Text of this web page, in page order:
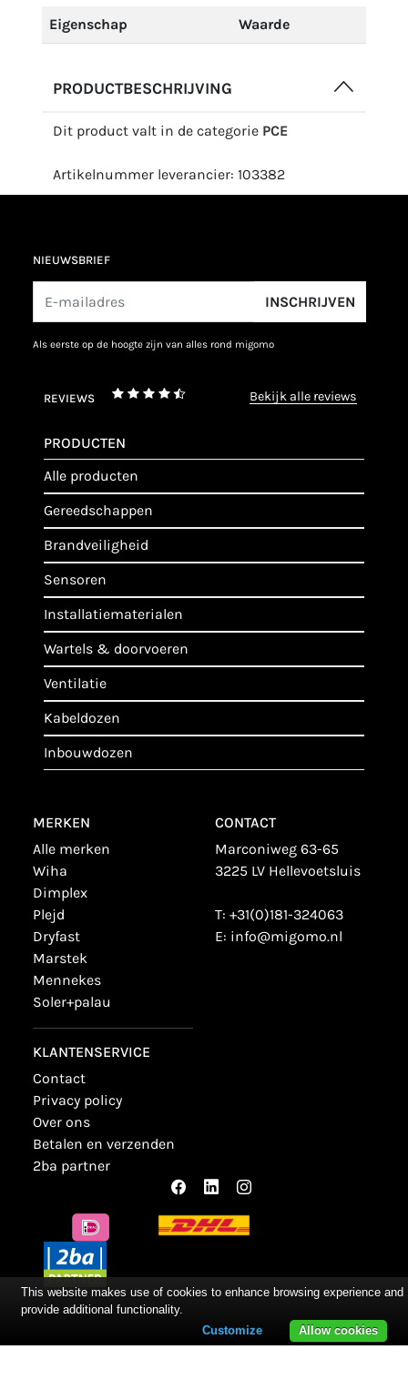
Eigenschap Waarde
PRODUCTBESCHRIJVING
Dit product valt in de categorie PCE
Artikelnummer leverancier: 103382
NIEUWSBRIEF
INSCHRIJVEN
als eerste op de hoogte zijn van alles rond migomo
REVIEWS bekijk alle reviews
PRODUCTEN
alle producten
gereedschappen
brandveiligheid
sensoren
installatiematerialen
wartels & doorvoeren
ventilatie
kabeldozen
inbouwdozen
MERKEN
alle merken
wiha
dimplex
plejd
dryfast
marstek
mennekes
soler+palau
KLANTENSERVICE
contact
privacy policy
over ons
betalen en verzenden
2ba partner
CONTACT
Marconiweg 63-65
3225 LV Hellevoetsluis
T: +31(0)181-324063
E: info@migomo.nl
This website makes use of cookies to enhance browsing experience and
provide additional functionality.
Allow cookies
Customize